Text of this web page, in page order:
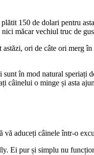
150 de dolari pentru
măcar vechiul truc de
ori de câte ori merg
în mod natural speriați
o minge și asta
vă aduceți câinele într-o
Ei pur și simplu nu